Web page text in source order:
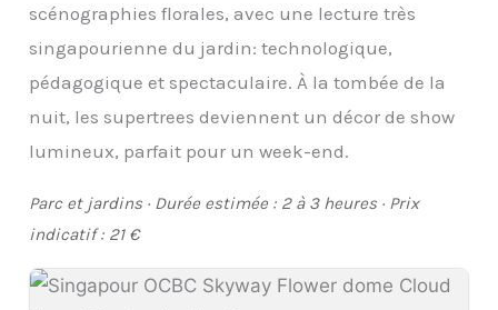
scénographies florales, avec une lecture très
singapourienne du jardin: technologique,
pédagogique et spectaculaire. À la tombée de la
nuit, les supertrees deviennent un décor de show
lumineux, parfait pour un week-end.
Parc et jardins · Durée estimée : 2 à 3 heures · Prix
indicatif : 21 €